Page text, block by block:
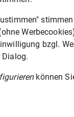
Normen.
bzgl.
können